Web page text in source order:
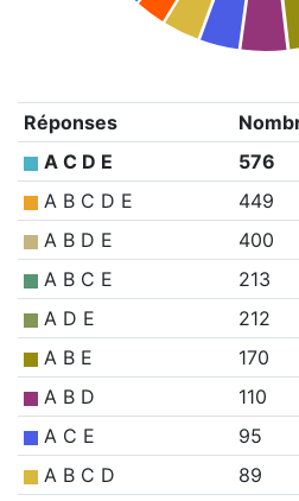
Réponses
A C D E
576
A B C D E
449
A B D E
400
A B C E
213
A D E
212
A B E
170
A B D
110
A C E
95
A B C D
89